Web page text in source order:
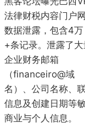
法律财税内容门户
数据泄露，包含4万
+条记录。泄露了大
企业财务邮箱
（financeiro@域
名）、公司名称、
信息及创建日期等
商业与个人信息。